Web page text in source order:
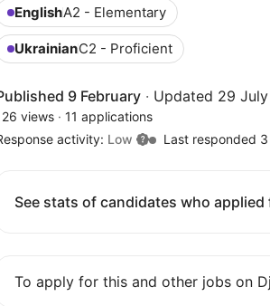
EnglishA2 - Elementary
UkrainianC2 - Proficient
9 February · Updated 29 July
views · 11 applications
activity: Low Last responded
See stats of candidates who
To apply for this and other jobs on